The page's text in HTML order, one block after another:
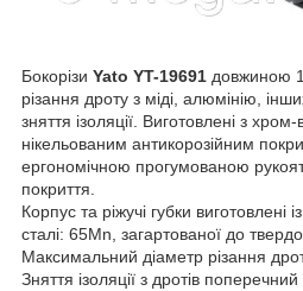
Бокорізи Yato YT-19691 довжиною
різання дроту з міді, алюмінію,
зняття ізоляції. Виготовлені з хром-
нікельованим антикорозійним
ергономічною прогумованою
покриття.
Корпус та ріжучі губки виготовлені
сталі: 65Mn, загартованої до
Максимальний діаметр різання
Зняття ізоляції з дротів